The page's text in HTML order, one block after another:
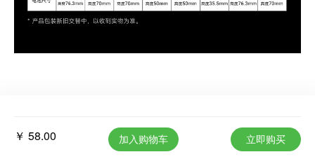
￥ 58.00 加入购物车 立即购买